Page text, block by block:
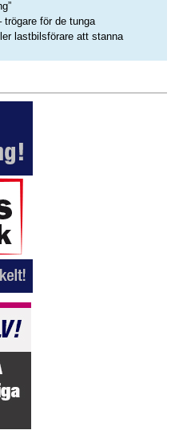
trögare för de tunga
lastbilsförare att stanna